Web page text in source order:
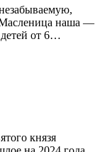
наша —
от 6…
князя